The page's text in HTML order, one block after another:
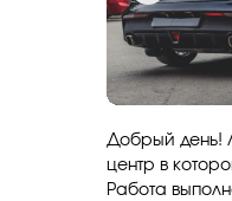
Добрый день!
центр в
Работа